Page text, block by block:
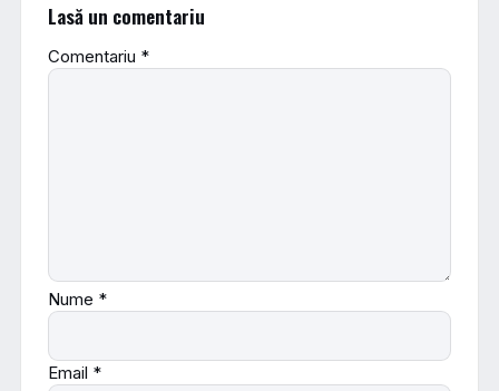
Lasă un comentariu
Comentariu *
Nume *
Email *